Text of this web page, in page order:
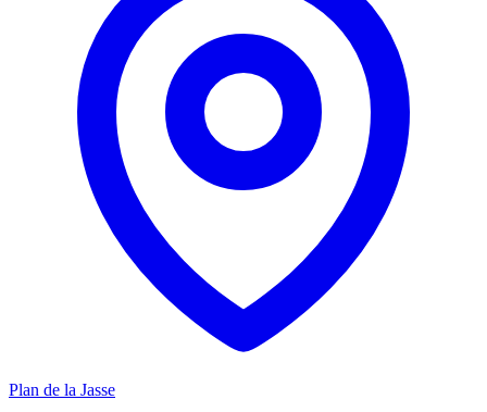
Plan de la Jasse